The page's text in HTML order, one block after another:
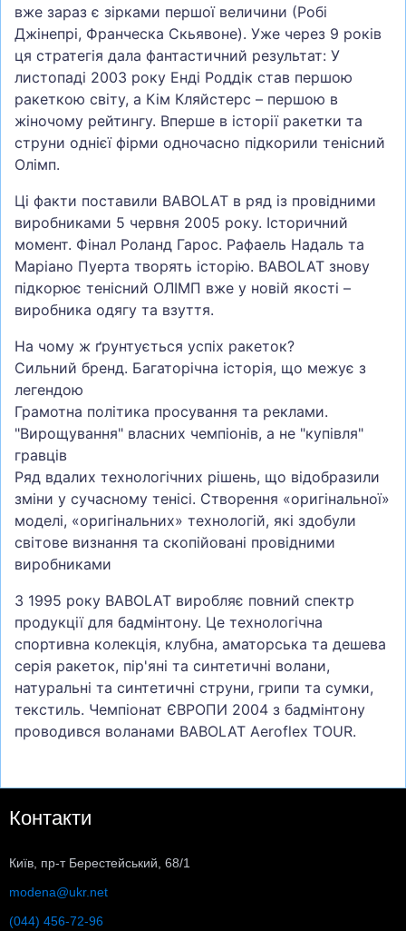
вже зараз є зірками першої величини (Робі
Джінепрі, Франческа Скьявоне). Уже через 9 років
ця стратегія дала фантастичний результат: У
листопаді 2003 року Енді Роддік став першою
ракеткою світу, а Кім Кляйстерс – першою в
жіночому рейтингу. Вперше в історії ракетки та
струни однієї фірми одночасно підкорили тенісний
Олімп.
Ці факти поставили BABOLAT в ряд із провідними
виробниками 5 червня 2005 року. Історичний
момент. Фінал Роланд Гарос. Рафаель Надаль та
Маріано Пуерта творять історію. BABOLAT знову
підкорює тенісний ОЛІМП вже у новій якості –
виробника одягу та взуття.
На чому ж ґрунтується успіх ракеток?
Сильний бренд. Багаторічна історія, що межує з
легендою
Грамотна політика просування та реклами.
"Вирощування" власних чемпіонів, а не "купівля"
гравців
Ряд вдалих технологічних рішень, що відобразили
зміни у сучасному тенісі. Створення «оригінальної»
моделі, «оригінальних» технологій, які здобули
світове визнання та скопійовані провідними
виробниками
З 1995 року BABOLAT виробляє повний спектр
продукції для бадмінтону. Це технологічна
спортивна колекція, клубна, аматорська та дешева
серія ракеток, пір'яні та синтетичні волани,
натуральні та синтетичні струни, грипи та сумки,
текстиль. Чемпіонат ЄВРОПИ 2004 з бадмінтону
проводився воланами BABOLAT Aeroflex TOUR.
Контакти
Київ, пр-т Берестейський, 68/1
modena@ukr.net
(044) 456-72-96